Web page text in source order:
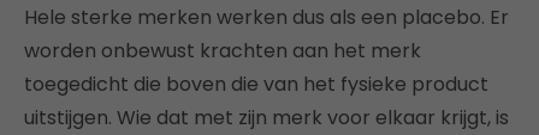
Hele sterke merken werken dus als een placebo. Er
worden onbewust krachten aan het merk
toegedicht die boven die van het fysieke product
uitstijgen. Wie dat met zijn merk voor elkaar krijgt, is